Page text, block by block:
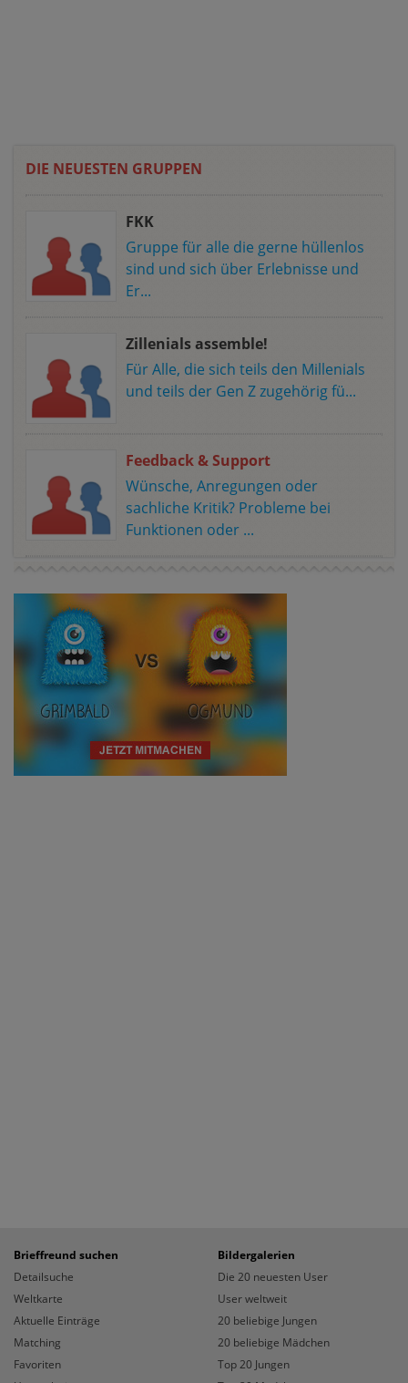
DIE NEUESTEN GRUPPEN
FKK
Gruppe für alle die gerne hüllenlos
sind und sich über Erlebnisse und
Er...
Zillenials assemble!
Für Alle, die sich teils den Millenials
und teils der Gen Z zugehörig fü...
Feedback & Support
Wünsche, Anregungen oder
sachliche Kritik? Probleme bei
Funktionen oder ...
Brieffreund suchen
Detailsuche
Weltkarte
Aktuelle Einträge
Matching
Favoriten
Bildergalerien
Die 20 neuesten User
User weltweit
20 beliebige Jungen
20 beliebige Mädchen
Top 20 Jungen